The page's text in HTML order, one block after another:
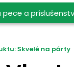
pece a
Skvelé na párty